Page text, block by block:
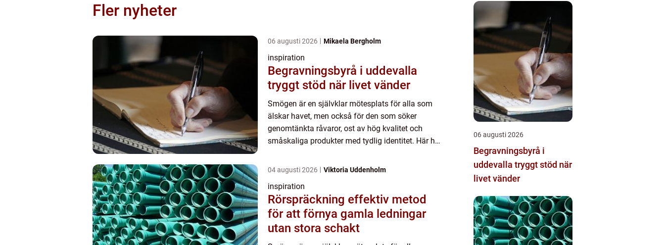
Fler nyheter
06 augusti 2026 Mikaela Bergholm
inspiration
Begravningsbyrå i uddevalla
tryggt stöd när livet vänder
Smögen är en självklar mötesplats för alla som
älskar havet, men också för den som söker
genomtänkta råvaror, ost av hög kvalitet och
småskaliga produkter med tydlig identitet. Här har
står för mer än bar...
04 augusti 2026 Viktoria Uddenholm
inspiration
Rörspräckning effektiv metod
för att förnya gamla ledningar
utan stora schakt
06 augusti 2026
Begravningsbyrå i
uddevalla tryggt stöd när
livet vänder